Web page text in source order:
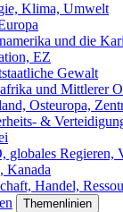
Klima, Umwelt
und die
EZ
Gewalt
und Mittlerer
Osteuropa,
&
globales Regieren,
Kanada
Handel,
Themenlinien